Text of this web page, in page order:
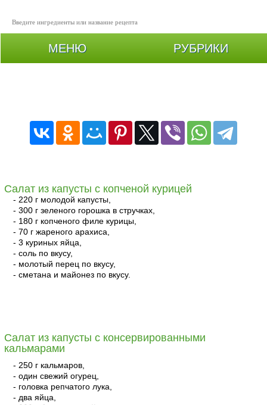
МЕНЮ РУБРИКИ
Салат из капусты с копченой курицей
- 220 г молодой капусты,
- 300 г зеленого горошка в стручках,
- 180 г копченого филе курицы,
- 70 г жареного арахиса,
- 3 куриных яйца,
- соль по вкусу,
- молотый перец по вкусу,
- сметана и майонез по вкусу.
Салат из капусты с консервированными
кальмарами
- 250 г кальмаров,
- один свежий огурец,
- головка репчатого лука,
- два яйца,